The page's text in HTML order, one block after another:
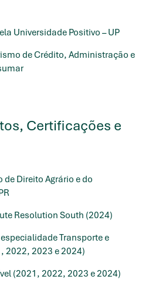
Universidade Positivo – UP
de Crédito, Administração e
Certificações e
Direito Agrário e do
Resolution South (2024)
Transporte e
2022, 2023 e 2024)
(2021, 2022, 2023 e 2024)